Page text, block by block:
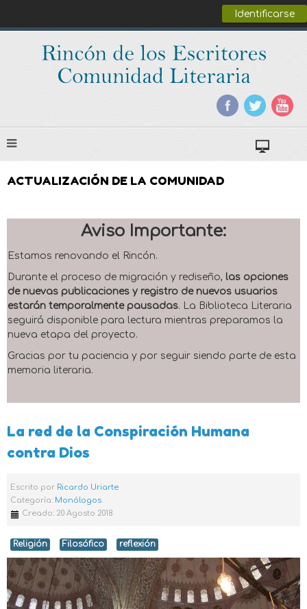
Identificarse
ACTUALIZACIÓN DE LA COMUNIDAD
Aviso Importante:
Estamos renovando el Rincón.
Durante el proceso de migración y rediseño, las opciones
de nuevas publicaciones y registro de nuevos usuarios
estarán temporalmente pausadas. La Biblioteca Literaria
seguirá disponible para lectura mientras preparamos la
nueva etapa del proyecto.
Gracias por tu paciencia y por seguir siendo parte de esta
memoria literaria.
La red de la Conspiración Humana
contra Dios
Escrito por Ricardo Uriarte
Categoría: Monólogos
Creado: 20 Agosto 2018
Religión Filosófico reflexión